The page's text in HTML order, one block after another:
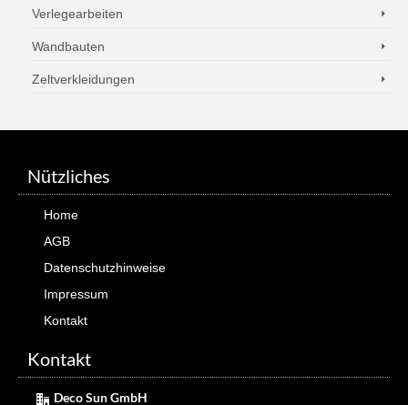
Verlegearbeiten
Wandbauten
Zeltverkleidungen
Nützliches
Home
AGB
Datenschutzhinweise
Impressum
Kontakt
Kontakt
Deco Sun GmbH